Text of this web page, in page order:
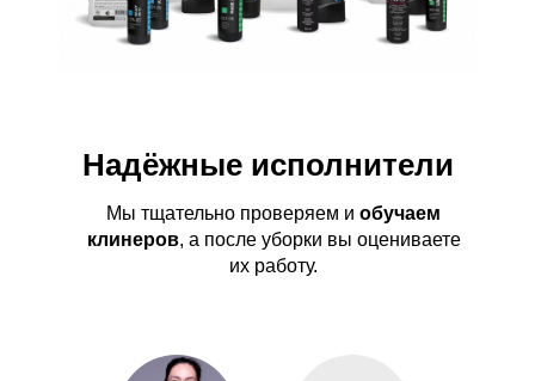
Надёжные исполнители
Мы тщательно проверяем и обучаем
клинеров, а после уборки вы оцениваете
их работу.